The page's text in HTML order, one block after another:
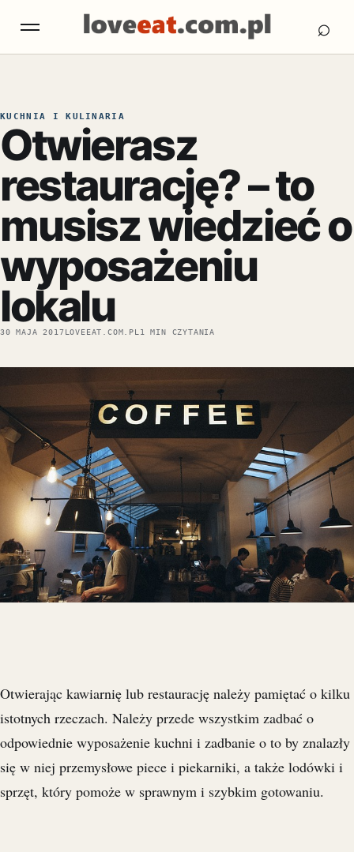
Otwórz menu ⌕
KUCHNIA I KULINARIA
Otwierasz
restaurację? – to
musisz wiedzieć o
wyposażeniu
lokalu
30 MAJA 2017LOVEEAT.COM.PL 1 MIN CZYTANIA
Otwierając kawiarnię lub restaurację należy pamiętać o kilku
istotnych rzeczach. Należy przede wszystkim zadbać o
odpowiednie wyposażenie kuchni i zadbanie o to by znalazły
się w niej przemysłowe piece i piekarniki, a także lodówki i
sprzęt, który pomoże w sprawnym i szybkim gotowaniu.